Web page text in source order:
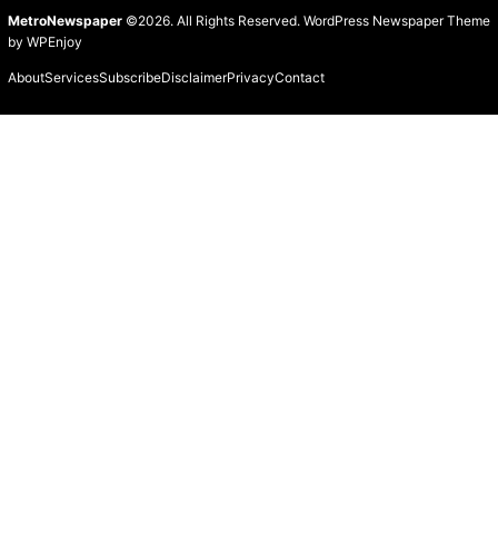
MetroNewspaper©2026. All Rights Reserved. WordPress Newspaper Theme
by WPEnjoy
AboutServicesSubscribeDisclaimerPrivacyContact